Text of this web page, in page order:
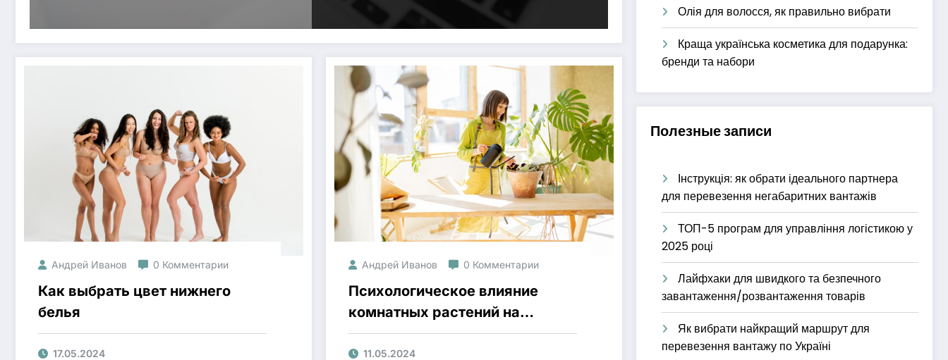
Андрей Иванов 0 Комментарии
Как выбрать цвет нижнего
белья
17.05.2024
Андрей Иванов 0 Комментарии
Психологическое влияние
комнатных растений на
человека
11.05.2024
Олія для волосся, як правильно вибрати
Краща українська косметика для подарунка:
бренди та набори
Полезные записи
Інструкція: як обрати ідеального партнера
для перевезення негабаритних вантажів
ТОП-5 програм для управління логістикою у
2025 році
Лайфхаки для швидкого та безпечного
завантаження/розвантаження товарів
Як вибрати найкращий маршрут для
перевезення вантажу по Україні